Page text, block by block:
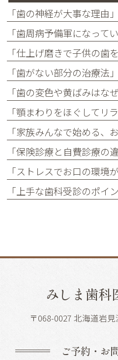
「歯の神経が大事な理由」
「歯周病予備軍になって
「仕上げ磨きで子供の歯
「歯がない部分の治療法」
「歯の変色や黄ばみはな
「顎まわりをほぐしてリ
「家族みんなで始める、
「保険診療と自費診療の違
「ストレスでお口の環境
「上手な歯科受診のポイン
みしま歯科
〒068-0027 北海道岩
ご予約・お